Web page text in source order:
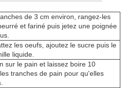
de 3 cm environ, rangez-les
et fariné puis jetez une poignée
les oeufs, ajoutez le sucre puis le
liquide.
sur le pain et laissez boire 10
tranches de pain pour qu'elles